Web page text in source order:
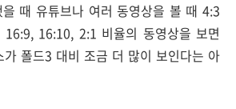
때 유튜브나 여러 동영상을 볼 때 4:3
16:9, 16:10, 2:1 비율의 동영상을 보면
가 폴드3 대비 조금 더 많이 보인다는 아